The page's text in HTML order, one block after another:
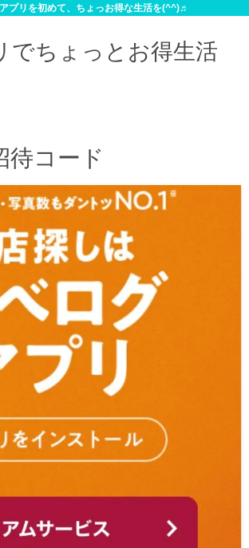
プリを初めて、ちょっお得な生活を(^^)♬
でちょっとお得生活
待コード